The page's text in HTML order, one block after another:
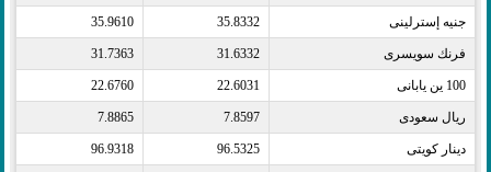
جنيه إسترلينى​ 35.8332
35.9610
فرنك سويسرى​ 31.6332
31.7363
100 ين يابانى​ 22.6031
22.6760
ريال سعودى​ 7.8597
7.8865
دينار كويتى​ 96.5325
96.9318